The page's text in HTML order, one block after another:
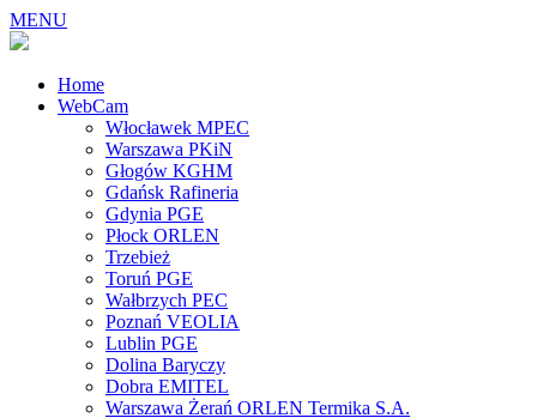
MENU
Home
WebCam
Włocławek MPEC
Warszawa PKiN
Głogów KGHM
Gdańsk Rafineria
Gdynia PGE
Płock ORLEN
Trzebież
Toruń PGE
Wałbrzych PEC
Poznań VEOLIA
Lublin PGE
Dolina Baryczy
Dobra EMITEL
Warszawa Żerań ORLEN Termika S.A.